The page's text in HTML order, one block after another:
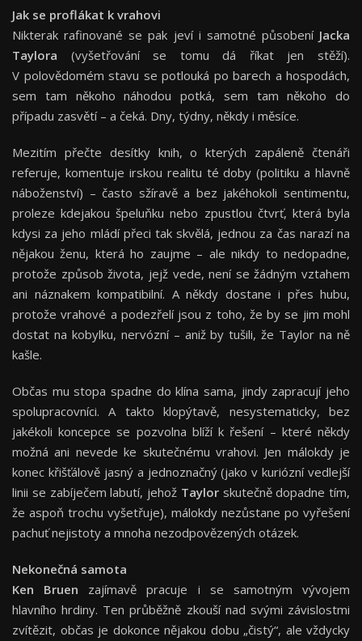
Jak se proflákat k vrahovi
Nikterak rafinované se pak jeví i samotné působení Jacka
Taylora (vyšetřování se tomu dá říkat jen stěží).
V polovědomém stavu se potlouká po barech a hospodách,
sem tam někoho náhodou potká, sem tam někoho do
případu zasvětí – a čeká. Dny, týdny, někdy i měsíce.
Mezitím přečte desítky knih, o kterých zapáleně čtenáři
referuje, komentuje irskou realitu té doby (politiku a hlavně
náboženství) – často sžíravě a bez jakéhokoli sentimentu,
proleze kdejakou špeluňku nebo zpustlou čtvrť, která byla
kdysi za jeho mládí přeci tak skvělá, jednou za čas narazí na
nějakou ženu, která ho zaujme – ale nikdy to nedopadne,
protože způsob života, jejž vede, není se žádným vztahem
ani náznakem kompatibilní. A někdy dostane i přes hubu,
protože vrahové a podezřelí jsou z toho, že by se jim mohl
dostat na kobylku, nervózní – aniž by tušili, že Taylor na ně
kašle.
Občas mu stopa spadne do klína sama, jindy zapracují jeho
spolupracovníci. A takto klopýtavě, nesystematicky, bez
jakékoli koncepce se pozvolna blíží k řešení – které někdy
možná ani nevede ke skutečnému vrahovi. Jen málokdy je
konec křišťálově jasný a jednoznačný (jako v kuriózní vedlejší
linii se zabíječem labutí, jehož Taylorskutečně dopadne tím,
že aspoň trochu vyšetřuje), málokdy nezůstane po vyřešení
pachuť nejistoty a mnoha nezodpovězených otázek.
Nekonečná samota
Ken Bruen zajímavě pracuje i se samotným vývojem
hlavního hrdiny. Ten průběžně zkouší nad svými závislostmi
zvítězit, občas je dokonce nějakou dobu „čistý“, ale vždycky